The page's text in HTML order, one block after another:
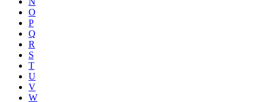
O
P
Q
R
S
T
U
V
W